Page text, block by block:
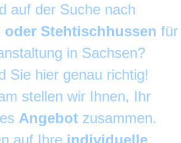
auf der Suche nach
oder Stehtischhussen für
in Sachsen?
Sie hier genau richtig!
stellen wir Ihnen, Ihr
Angebot zusammen.
auf Ihre individuelle